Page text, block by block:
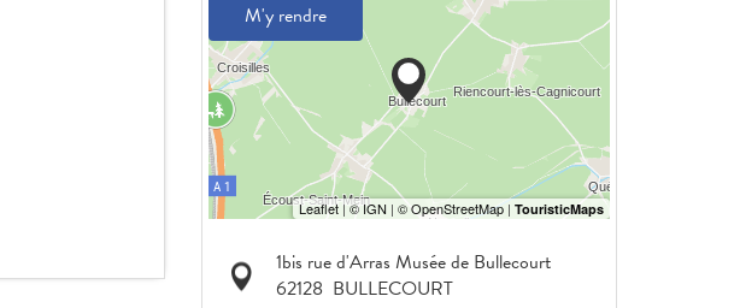
M'y rendre
1bis rue d'Arras Musée de Bullecourt
62128 BULLECOURT